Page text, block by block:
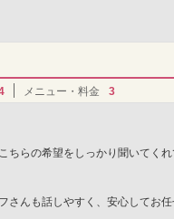
メニュー・料金 3
ちらの希望をしっかり聞いてく
んも話しやすく、安心してお任